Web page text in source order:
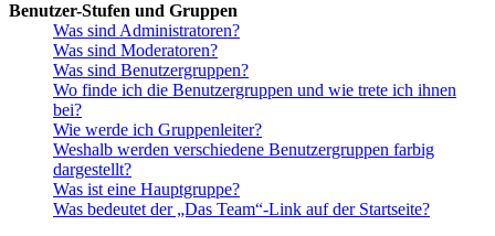
Benutzer-Stufen und Gruppen
Was sind Administratoren?
Was sind Moderatoren?
Was sind Benutzergruppen?
Wo finde ich die Benutzergruppen und wie trete ich ihnen
bei?
Wie werde ich Gruppenleiter?
Weshalb werden verschiedene Benutzergruppen farbig
dargestellt?
Was ist eine Hauptgruppe?
Was bedeutet der „Das Team“-Link auf der Startseite?